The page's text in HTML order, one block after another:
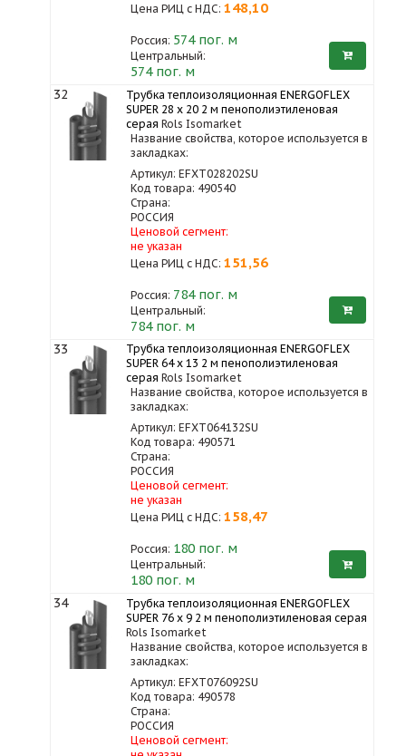
Цена РИЦ с НДС: 148,10
Россия: 574 пог. м
Центральный:
574 пог. м
32
Трубка теплоизоляционная ENERGOFLEX
SUPER 28 x 20 2 м пенополиэтиленовая
серая Rols Isomarket
Название свойства, которое используется в
закладках:
Артикул: EFXT028202SU
Код товара: 490540
Страна:
РОССИЯ
Ценовой сегмент:
не указан
Цена РИЦ с НДС: 151,56
Россия: 784 пог. м
Центральный:
784 пог. м
33
Трубка теплоизоляционная ENERGOFLEX
SUPER 64 x 13 2 м пенополиэтиленовая
серая Rols Isomarket
Название свойства, которое используется в
закладках:
Артикул: EFXT064132SU
Код товара: 490571
Страна:
РОССИЯ
Ценовой сегмент:
не указан
Цена РИЦ с НДС: 158,47
Россия: 180 пог. м
Центральный:
180 пог. м
34
Трубка теплоизоляционная ENERGOFLEX
SUPER 76 x 9 2 м пенополиэтиленовая серая
Rols Isomarket
Название свойства, которое используется в
закладках:
Артикул: EFXT076092SU
Код товара: 490578
Страна:
РОССИЯ
Ценовой сегмент: